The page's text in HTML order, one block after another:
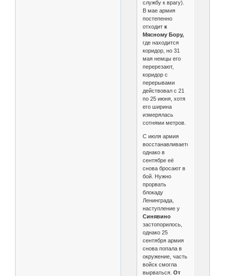
службу к врагу).
В мае армия
постепенно
отходит к
Мясному Бору,
где находится
коридор, но 31
мая немцы его
перерезают,
коридор с
перерывами
действовал с 21
по 25 июня, хотя
его ширина
измерялась
сотнями метров.
С июля армия
восстанавливается,
однако в
сентябре её
снова бросают в
бой. Нужно
прорвать
блокаду
Ленинграда,
наступление у
Синявино
застопорилось,
однако 25
сентября армия
снова попала в
окружение, часть
войск смогла
вырваться. От